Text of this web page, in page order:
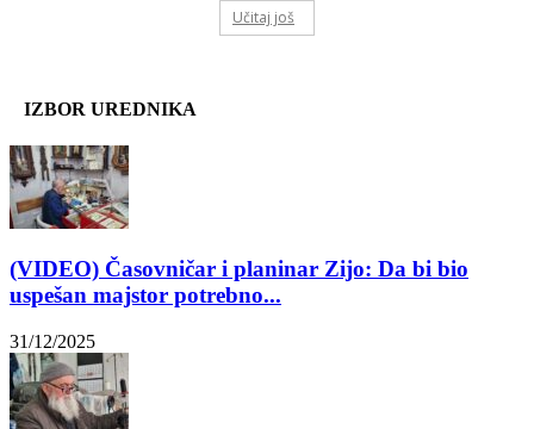
Učitaj još
IZBOR UREDNIKA
(VIDEO) Časovničar i planinar Zijo: Da bi bio
uspešan majstor potrebno...
31/12/2025